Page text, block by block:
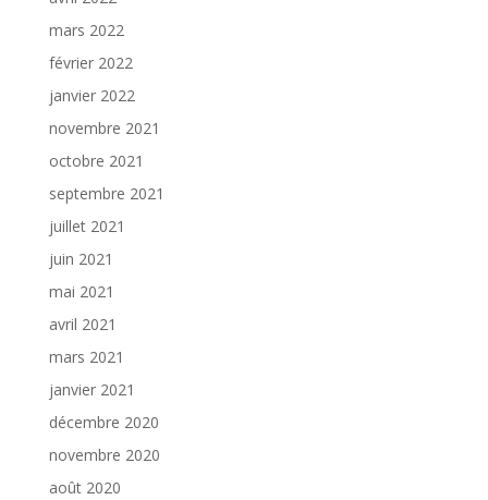
mars 2022
février 2022
janvier 2022
novembre 2021
octobre 2021
septembre 2021
juillet 2021
juin 2021
mai 2021
avril 2021
mars 2021
janvier 2021
décembre 2020
novembre 2020
août 2020